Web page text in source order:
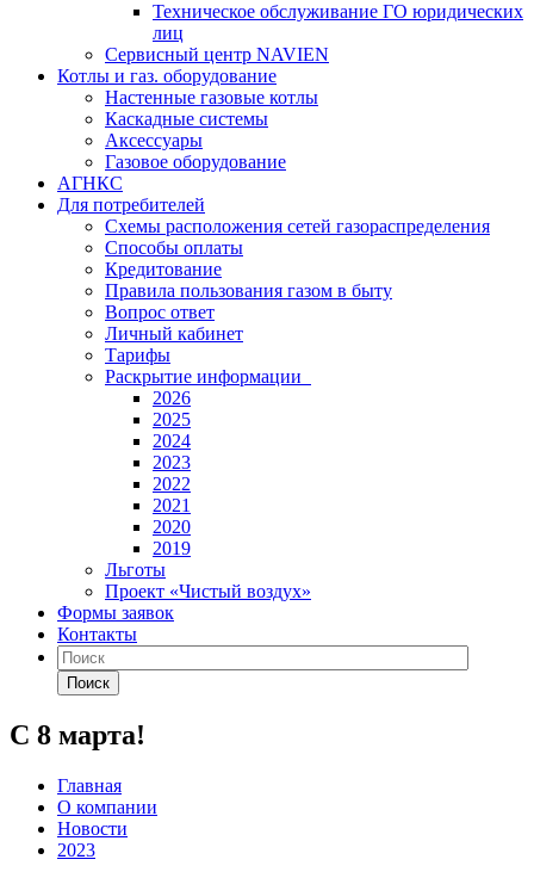
Техническое обслуживание ГО юридических
лиц
Сервисный центр NAVIEN
Котлы и газ. оборудование
Настенные газовые котлы
Каскадные системы
Аксессуары
Газовое оборудование
АГНКС
Для потребителей
Схемы расположения сетей газораспределения
Способы оплаты
Кредитование
Правила пользования газом в быту
Вопрос ответ
Личный кабинет
Тарифы
Раскрытие информации
2026
2025
2024
2023
2022
2021
2020
2019
Льготы
Проект «Чистый воздух»
Формы заявок
Контакты
Поиск
С 8 марта!
Главная
О компании
Новости
2023